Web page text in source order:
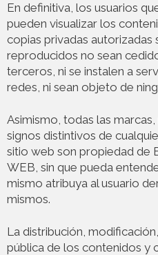
En definitiva, los usuarios
pueden visualizar los
copias privadas
reproducidos no sean
terceros, ni se instalen a
redes, ni sean objeto de
Asimismo, todas las
signos distintivos de
sitio web son propiedad de
WEB, sin que pueda
mismo atribuya al usuario
mismos.
La distribución,
pública de los contenidos y